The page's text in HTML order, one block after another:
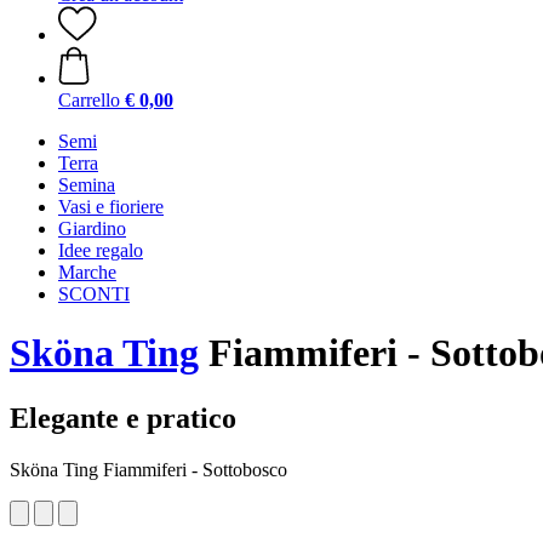
Carrello € 0,00
Semi
Terra
Semina
Vasi e fioriere
Giardino
Idee regalo
Marche
SCONTI
Sköna Ting Fiammiferi -
Elegante e pratico
Sköna Ting Fiammiferi - Sottobosco